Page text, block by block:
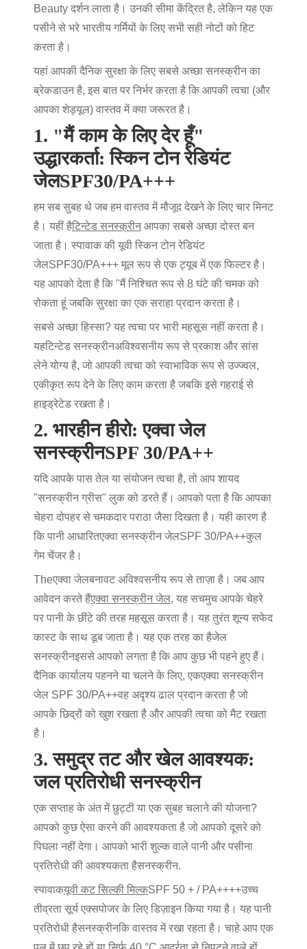
Beauty दर्शन लाता है। उनकी सीमा केंद्रित है, लेकिन यह एक
पसीने से भरे भारतीय गर्मियों के लिए सभी सही नोटों को हिट
करता है।
यहां आपकी दैनिक सुरक्षा के लिए सबसे अच्छा सनस्क्रीन का
ब्रेकडाउन है, इस बात पर निर्भर करता है कि आपकी त्वचा (और
आपका शेड्यूल) वास्तव में क्या जरूरत है।
1. "मैं काम के लिए देर हूँ"
उद्धारकर्ता: स्किन टोन रेडियंट
जेलSPF30/PA+++
हम सब सुबह थे जब हम वास्तव में मौजूद देखने के लिए चार मिनट
है। यहीं हैटिन्टेड सनस्क्रीन आपका सबसे अच्छा दोस्त बन
जाता है। स्पावाक की यूवी स्किन टोन रेडियंट
जेलSPF30/PA+++ मूल रूप से एक ट्यूब में एक फिल्टर है।
यह आपको देता है कि "मैं निश्चित रूप से 8 घंटे की चमक को
रोकता हूं जबकि सुरक्षा का एक सराहा प्रदान करता है।
सबसे अच्छा हिस्सा? यह त्वचा पर भारी महसूस नहीं करता है।
यहटिन्टेड सनस्क्रीनअविश्वसनीय रूप से प्रकाश और सांस
लेने योग्य है, जो आपकी त्वचा को स्वाभाविक रूप से उज्ज्वल,
एकीकृत रूप देने के लिए काम करता है जबकि इसे गहराई से
हाइड्रेटेड रखता है।
2. भारहीन हीरो: एक्वा जेल
सनस्क्रीनSPF 30/PA++
यदि आपके पास तेल या संयोजन त्वचा है, तो आप शायद
"सनस्क्रीन ग्रीस" लुक को डरते हैं। आपको पता है कि आपका
चेहरा दोपहर से चमकदार पराठा जैसा दिखता है। यही कारण है
कि पानी आधारितएक्वा सनस्क्रीन जेलSPF 30/PA++कुल
गेम चेंजर है।
Theएक्वा जेलबनावट अविश्वसनीय रूप से ताज़ा है। जब आप
आवेदन करते हैंएक्वा सनस्क्रीन जेल, यह सचमुच आपके चेहरे
पर पानी के छींटे की तरह महसूस करता है। यह तुरंत शून्य सफेद
कास्ट के साथ डूब जाता है। यह एक तरह का हैजेल
सनस्क्रीनइससे आपको लगता है कि आप कुछ भी पहने हुए हैं।
दैनिक कार्यालय पहनने या चलने के लिए, एकएक्वा सनस्क्रीन
जेल SPF 30/PA++वह अदृश्य ढाल प्रदान करता है जो
आपके छिद्रों को खुश रखता है और आपकी त्वचा को मैट रखता
है।
3. समुद्र तट और खेल आवश्यक:
जल प्रतिरोधी सनस्क्रीन
एक सप्ताह के अंत में छुट्टी या एक सुबह चलाने की योजना?
आपको कुछ ऐसा करने की आवश्यकता है जो आपको दूसरे को
पिघला नहीं देगा। आपको भारी शुल्क वाले पानी और पसीना
प्रतिरोधी की आवश्यकता हैसनस्क्रीन.
स्पावाकयूवी कट सिल्की मिल्कSPF 50 + / PA++++उच्च
तीव्रता सूर्य एक्सपोजर के लिए डिज़ाइन किया गया है। यह पानी
प्रतिरोधी हैसनस्क्रीनकि वास्तव में रखा रहता है। चाहे आप एक